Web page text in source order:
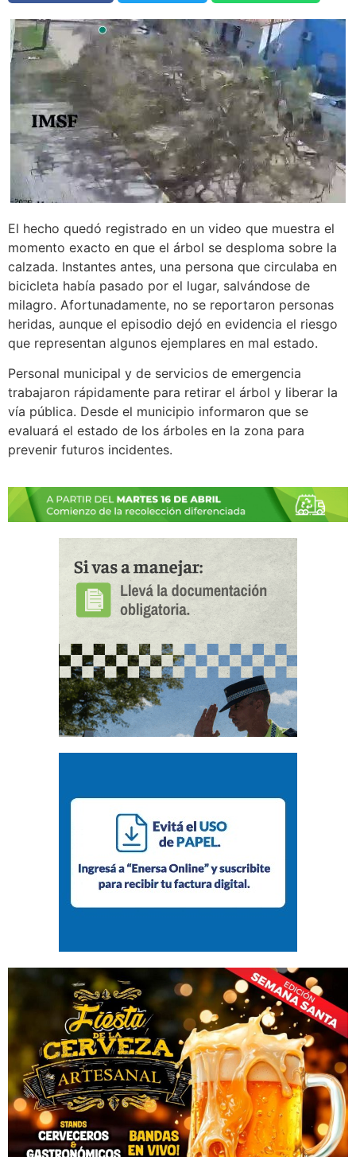
El hecho quedó registrado en un video que muestra el
momento exacto en que el árbol se desploma sobre la
calzada. Instantes antes, una persona que circulaba en
bicicleta había pasado por el lugar, salvándose de
milagro. Afortunadamente, no se reportaron personas
heridas, aunque el episodio dejó en evidencia el riesgo
que representan algunos ejemplares en mal estado.
Personal municipal y de servicios de emergencia
trabajaron rápidamente para retirar el árbol y liberar la
vía pública. Desde el municipio informaron que se
evaluará el estado de los árboles en la zona para
prevenir futuros incidentes.